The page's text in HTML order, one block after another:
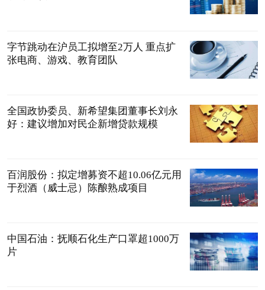
字节跳动在沪员工拟增至2万人 重点扩
张电商、游戏、教育团队
全国政协委员、新希望集团董事长刘永
好：建议增加对民企新增贷款规模
百润股份：拟定增募资不超10.06亿元用
于烈酒（威士忌）陈酿熟成项目
中国石油：抚顺石化生产口罩超1000万
片